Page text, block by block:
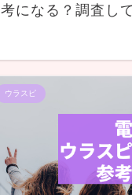
考になる？調査し
ウラスピ